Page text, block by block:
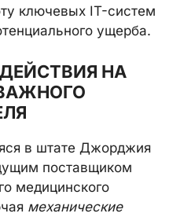
ключевых IT-систем
ущерба.
НА
в штате Джорджия
поставщиком
медицинского
механические